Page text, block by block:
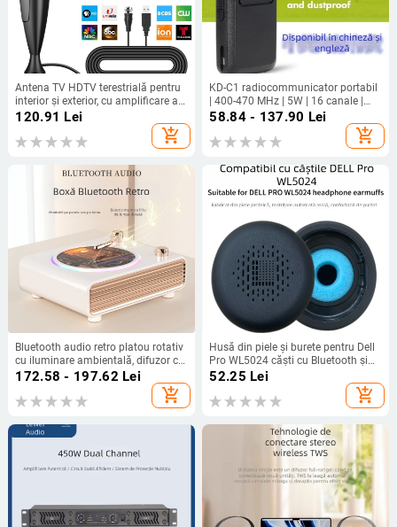
Antena TV HDTV terestrială pentru
interior și exterior, cu amplificare a
semnalului digital
120.91 Lei
add_shopping_cart
KD-C1 radiocommunicator portabil
| 400-470 MHz | 5W | 16 canale |
rază 3-5 km | Li‑ion 1500 mAh |
58.84 - 137.90 Lei
add_shopping_cart
Bluetooth audio retro platou rotativ
cu iluminare ambientală, difuzor cu
încărcare fără fir
172.58 - 197.62 Lei
add_shopping_cart
Husă din piele și burete pentru Dell
Pro WL5024 căști cu Bluetooth și
anulare a zgomotului
52.25 Lei
add_shopping_cart